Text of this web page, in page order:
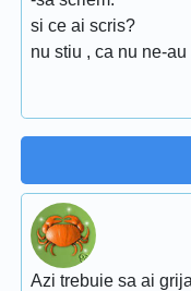
si ce ai scris?
nu stiu , ca nu ne-
Azi trebuie sa ai